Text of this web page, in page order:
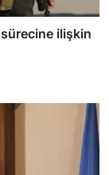
ilişkin